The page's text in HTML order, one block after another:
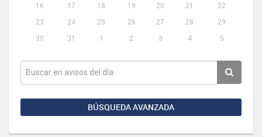
16
17 18 19 20 21
22
23
24 25 26 27 28
29
30
31 1 2 3 4 5
BÚSQUEDA AVANZADA